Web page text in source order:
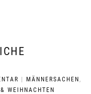
MÄNNERSACHEN ,
WEIHNACHTEN